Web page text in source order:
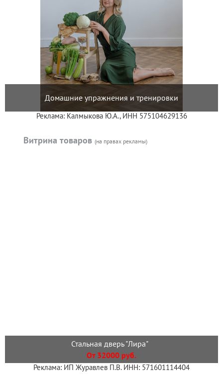
Домашние упражнения и тренировки
Реклама: Калмыкова Ю.А., ИНН 575104629136
Витрина товаров (на правах рекламы)
Стальная дверь "Лира"
От 32000 руб.
Реклама: ИП Журавлев П.В. ИНН: 571601114404